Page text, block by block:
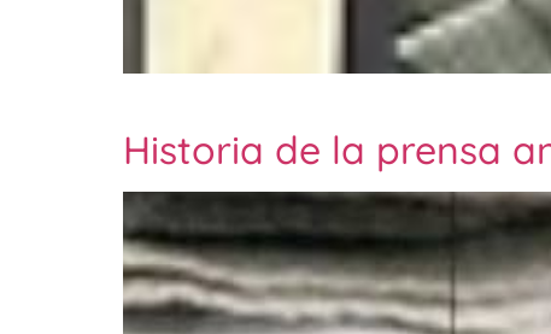
Historia de la prensa